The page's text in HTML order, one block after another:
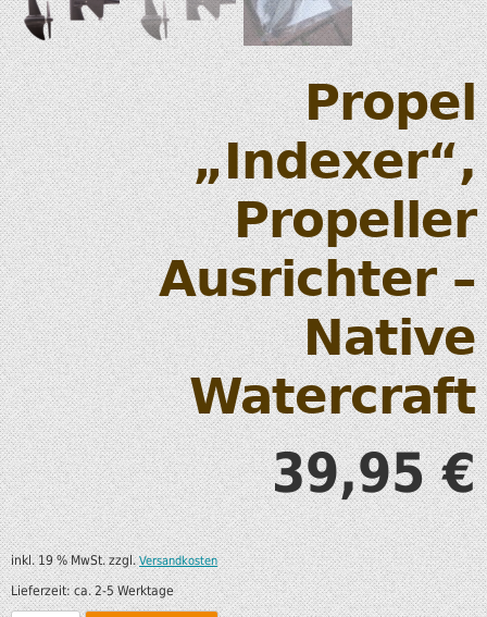
Propel
„Indexer“,
Propeller
Ausrichter –
Native
Watercraft
39,95€
inkl. 19 % MwSt. zzgl.Versandkosten
Lieferzeit:ca. 2-5 Werktage